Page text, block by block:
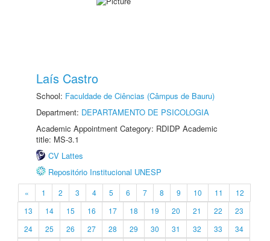
Laís Castro
School: Faculdade de Ciências (Câmpus de Bauru)
Department: DEPARTAMENTO DE PSICOLOGIA
Academic Appointment Category: RDIDP Academic
title: MS-3.1
CV Lattes
Repositório Institucional UNESP
« 1 2 3 4 5 6 7 8 9 10 11
12
13
14 15 16 17 18 19 20 21 22
23
24
25 26 27 28 29 30 31 32 33
34